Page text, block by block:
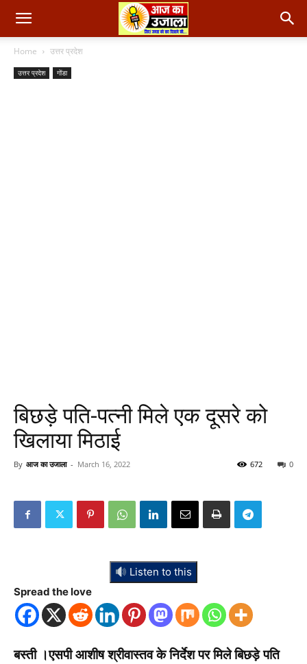
Home उत्तर प्रदेश
उत्तर प्रदेश गोंडा
बिछड़े पति-पत्नी मिले एक दूसरे को
खिलाया मिठाई
By आज का उजाला - March 16, 2022 0
672
Listen to this
Spread the love
बस्ती ।एसपी आशीष श्रीवास्तव के निर्देश पर मिले बिछड़े पति